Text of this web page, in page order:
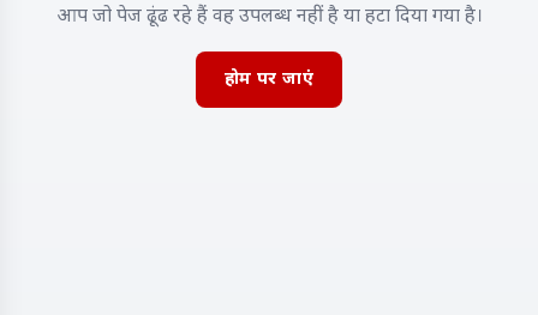
आप जो पेज ढूंढ रहे हैं वह उपलब्ध नहीं है या हटा दिया गया है।
होम पर जाएं